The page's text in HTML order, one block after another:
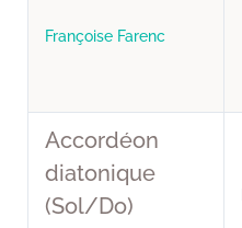
Françoise Farenc
Accordéon
diatonique
(Sol/Do)